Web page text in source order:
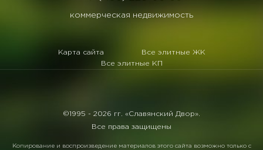
коммерческая недвижимость
Карта сайта
Все элитные ЖК
Все элитные КП
©1995 - 2026 гг. «Славянский Двор».
Все права защищены
Копирование и воспроизведение материалов этого сайта возможно только с